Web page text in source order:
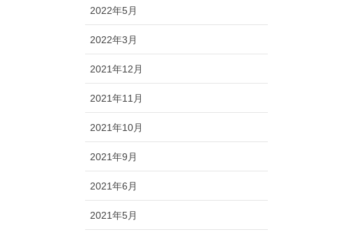
2022年5月
2022年3月
2021年12月
2021年11月
2021年10月
2021年9月
2021年6月
2021年5月